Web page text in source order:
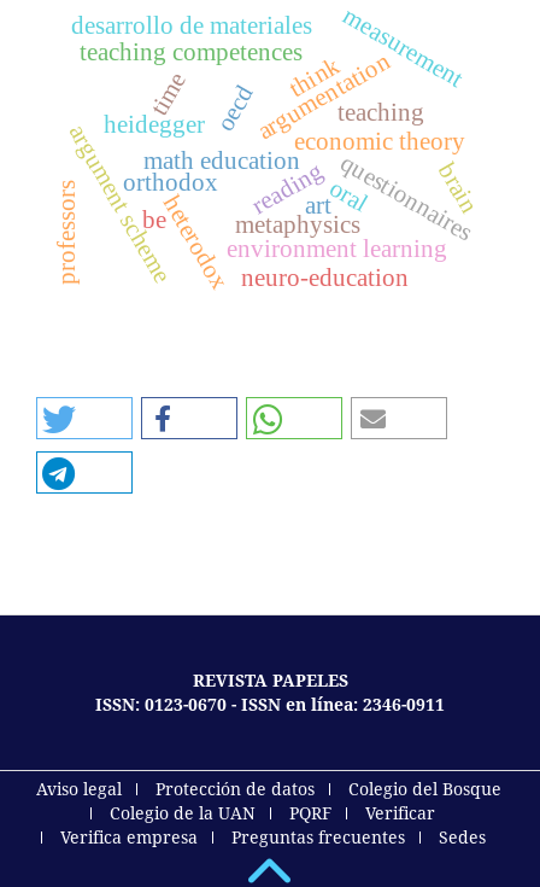
reading
metaphysics
math education
orthodox
heterodox
economic theory
oecdargumentation
argument scheme questionnaires
measurement
heidegger
be
time think
environment learning
teaching competences
brain
teaching
neuro-education
desarrollo de materiales
art
professors oral
REVISTA PAPELES
ISSN: 0123-0670 - ISSN en línea: 2346-0911
Aviso legal Protección de datos
Colegio del Bosque
Colegio de la UAN
PQRF
Verificar
Verifica empresa
Preguntas frecuentes Sedes